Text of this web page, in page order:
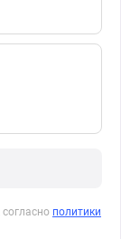
политики